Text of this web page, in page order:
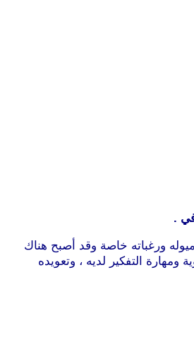
.
ورغباته خاصة وقد أصبح هناك
التفكير لديه ، وتعويده